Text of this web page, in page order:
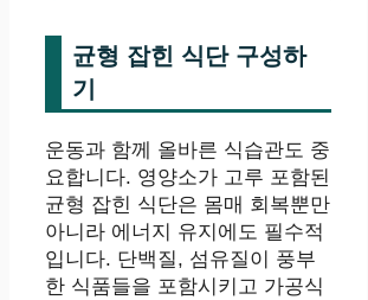
균형 잡힌 식단 구성하
기
운동과 함께 올바른 식습관도 중
요합니다. 영양소가 고루 포함된
균형 잡힌 식단은 몸매 회복뿐만
아니라 에너지 유지에도 필수적
입니다. 단백질, 섬유질이 풍부
한 식품들을 포함시키고 가공식